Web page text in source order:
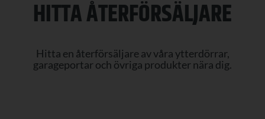
HITTA ÅTERFÖRSÄLJARE
Hitta en återförsäljare av våra ytterdörrar,
garageportar och övriga produkter nära dig.